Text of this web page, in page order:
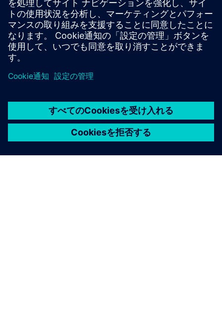
会話に参加したり、Opcenterソフトウェアに関するすべ
ての質問への回答を得たりしてください。
コミュニティを訪ねてください